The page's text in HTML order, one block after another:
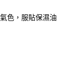
色，服貼保濕油